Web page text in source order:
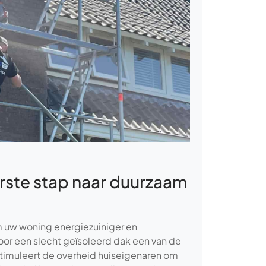
stap naar duurzaam
woning energiezuiniger en
een slecht geïsoleerd dak een van de
de overheid huiseigenaren om